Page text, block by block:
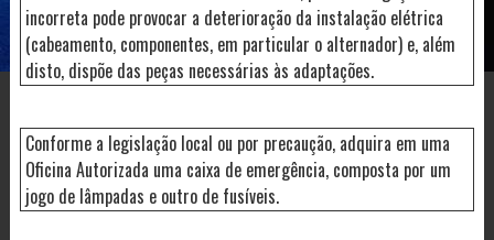
incorreta pode provocar a deterioração da instalação elétrica
(cabeamento, componentes, em particular o alternador) e, além
disto, dispõe das peças necessárias às adaptações.
Conforme a legislação local ou por precaução, adquira em uma
Oficina Autorizada uma caixa de emergência, composta por um
jogo de lâmpadas e outro de fusíveis.